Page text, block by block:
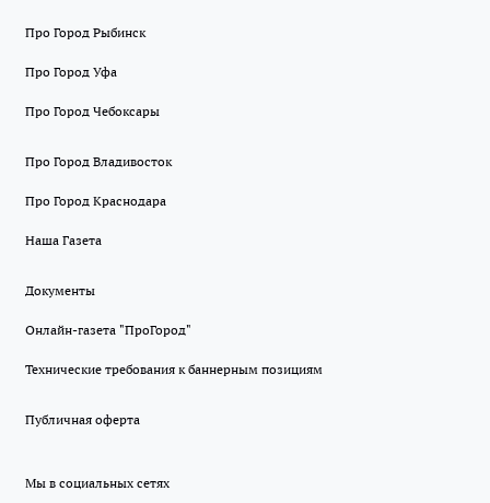
Про Город Рыбинск
Про Город Уфа
Про Город Чебоксары
Про Город Владивосток
Про Город Краснодара
Наша Газета
Документы
Онлайн-газета "ПроГород"
Технические требования к баннерным позициям
Публичная оферта
Мы в социальных сетях